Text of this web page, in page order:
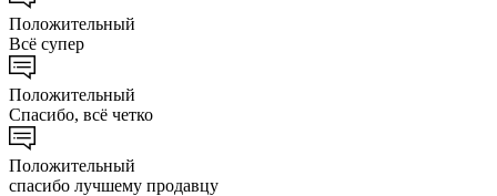
Положительный
Всё супер
Положительный
Спасибо, всё четко
Положительный
спасибо лучшему продавцу